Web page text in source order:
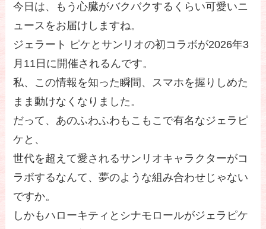
今日は、もう心臓がバクバクするくらい可愛いニ
ュースをお届けしますね。
ジェラート ピケとサンリオの初コラボが2026年3
月11日に開催されるんです。
私、この情報を知った瞬間、スマホを握りしめた
まま動けなくなりました。
だって、あのふわふわもこもこで有名なジェラピ
ケと、
世代を超えて愛されるサンリオキャラクターがコ
ラボするなんて、夢のような組み合わせじゃない
ですか。
しかもハローキティとシナモロールがジェラピケ